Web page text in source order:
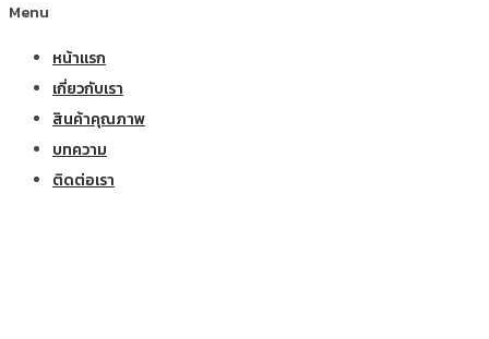
Menu
หน้าแรก
เกี่ยวกับเรา
สินค้าคุณภาพ
บทความ
ติดต่อเรา